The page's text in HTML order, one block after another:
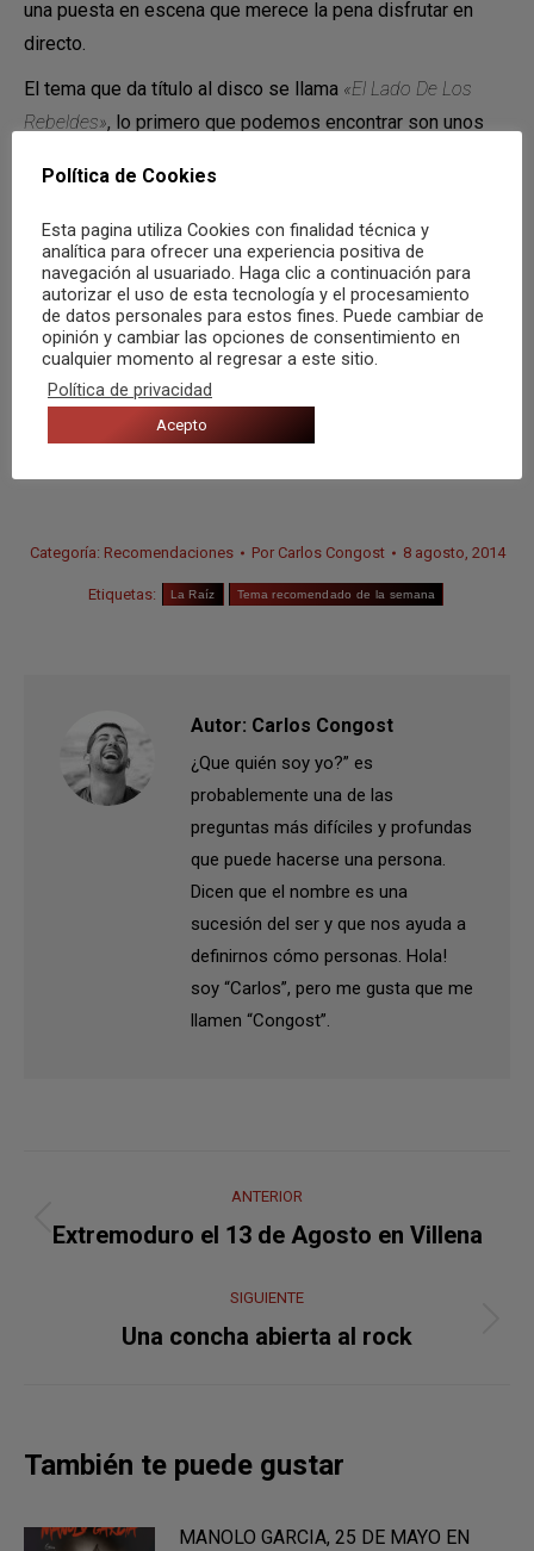
una puesta en escena que merece la pena disfrutar en
directo.
El tema que da título al disco se llama «El Lado De Los
Rebeldes», lo primero que podemos encontrar son unos
cadenas que nos atan a este sistema. Te conquista con
ese guiño que hace a laMarrabentay es un estilo
provenienteMozambique . La parte música es perfecta y
me encanta como fusionan elscratchingcon la guitarra y
la batería.
Compartir
Categoría: Recomendaciones Por Carlos Congost 8 agosto, 2014
Etiquetas: La Raíz Tema recomendado de la semana
Autor: Carlos Congost
¿Que quién soy yo?” es
probablemente una de las
preguntas más difíciles y profundas
que puede hacerse una persona.
Dicen que el nombre es una
sucesión del ser y que nos ayuda a
definirnos cómo personas. Hola!
soy “Carlos”, pero me gusta que me
llamen “Congost”.
entre
publicaciones
ANTERIOR
Publicación
Extremoduro el 13 de Agosto en Villena
SIGUIENTE
Publicación
Una concha abierta al rock
También te puede gustar
MANOLO GARCIA, 25 DE MAYO EN
Política de Cookies
Esta pagina utiliza Cookies con finalidad técnica y
analítica para ofrecer una experiencia positiva de
navegación al usuariado. Haga clic a continuación para
autorizar el uso de esta tecnología y el procesamiento
de datos personales para estos fines. Puede cambiar de
opinión y cambiar las opciones de consentimiento en
cualquier momento al regresar a este sitio.
Política de privacidad
Acepto